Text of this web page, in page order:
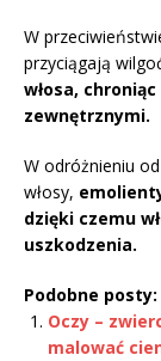
W
przyciągają
włosa,
zewnętrznymi.
W odróżnieniu
włosy,
dzięki czemu
uszkodzenia.
Podobne posty:
Oczy –
malować